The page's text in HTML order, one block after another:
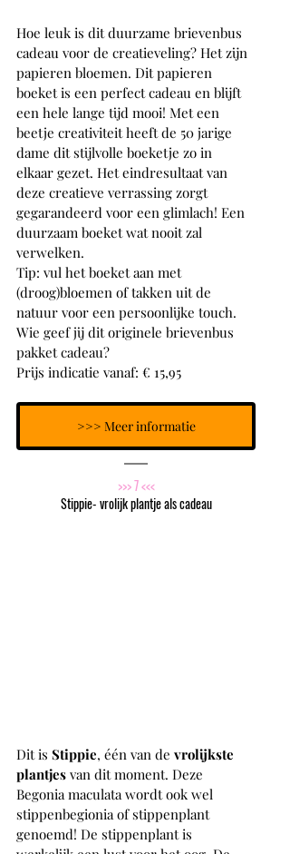
Hoe leuk is dit duurzame brievenbus
cadeau voor de creatieveling? Het zijn
papieren bloemen. Dit papieren
boeket is een perfect cadeau en blijft
een hele lange tijd mooi! Met een
beetje creativiteit heeft de 50 jarige
dame dit stijlvolle boeketje zo in
elkaar gezet. Het eindresultaat van
deze creatieve verrassing zorgt
gegarandeerd voor een glimlach! Een
duurzaam boeket wat nooit zal
verwelken.
Tip: vul het boeket aan met
(droog)bloemen of takken uit de
natuur voor een persoonlijke touch.
Wie geef jij dit originele brievenbus
pakket cadeau?
Prijs indicatie vanaf: € 15,95
>>> Meer informatie
>>> 7 <<<
Stippie- vrolijk plantje als cadeau
Dit is Stippie, één van de vrolijkste
plantjes van dit moment. Deze
Begonia maculata wordt ook wel
stippenbegionia of stippenplant
genoemd! De stippenplant is